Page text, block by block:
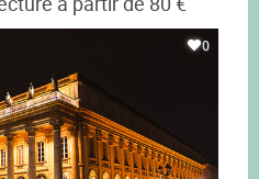
0